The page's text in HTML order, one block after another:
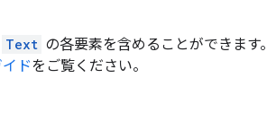
Text の各要素を含めることができます。
ドをご覧ください。